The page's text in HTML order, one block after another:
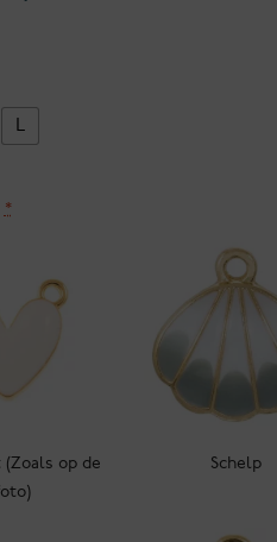
L
*
op de
Schelp